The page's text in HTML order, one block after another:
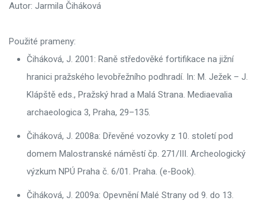
Autor: Jarmila Čiháková
Použité prameny:
Čiháková, J. 2001: Raně středověké fortifikace na jižní
hranici pražského levobřežního podhradí. In: M. Ježek – J.
Klápště eds., Pražský hrad a Malá Strana. Mediaevalia
archaeologica 3, Praha, 29–135.
Čiháková, J. 2008a: Dřevěné vozovky z 10. století pod
domem Malostranské náměstí čp. 271/III. Archeologický
výzkum NPÚ Praha č. 6/01. Praha. (e-Book).
Čiháková, J. 2009a: Opevnění Malé Strany od 9. do 13.